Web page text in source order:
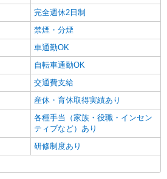
完全週休2日制
禁煙・分煙
車通勤OK
自転車通勤OK
交通費支給
産休・育休取得実績あり
各種手当（家族・役職・インセン
ティブなど）あり
研修制度あり